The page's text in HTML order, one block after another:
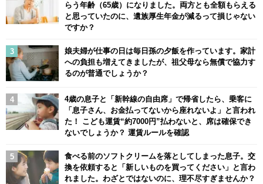
らう年齢（65歳）になりました。両方とも全額もらえる
と思っていたのに、遺族厚生年金が減るって損じゃない
ですか？
娘夫婦が仕事の日は毎日孫の夕飯を作っています。家計
への負担も増えてきましたが、祖父母なら無償で協力す
るのが普通でしょうか？
4歳の息子と「新幹線の自由席」で帰省したら、乗客に
「息子さん、お金払ってないから座れないよ」と言われ
た！ こども運賃“約7000円”払わないと、席は確保でき
ないでしょうか？ 運賃ルールを確認
食べる前のソフトクリームを落としてしまった息子。交
換を依頼すると「新しいものを買ってください」と言わ
れました。わざとではないのに、理不尽すぎませんか？